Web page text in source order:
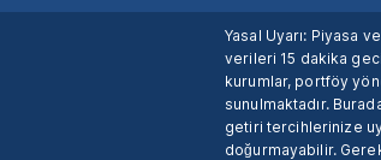
Yasal Uyarı: Piyasa
verileri 15 dakika
kurumlar, portföy
sunulmaktadır.
getiri tercihlerinize
doğurmayabilir.